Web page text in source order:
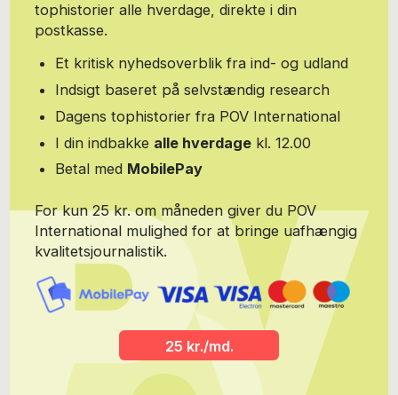
tophistorier alle hverdage, direkte i din
postkasse.
Et kritisk nyhedsoverblik fra ind- og udland
Indsigt baseret på selvstændig research
Dagens tophistorier fra POV International
I din indbakke alle hverdage kl. 12.00
Betal med MobilePay
For kun 25 kr. om måneden giver du POV
International mulighed for at bringe uafhængig
kvalitetsjournalistik.
25 kr./md.